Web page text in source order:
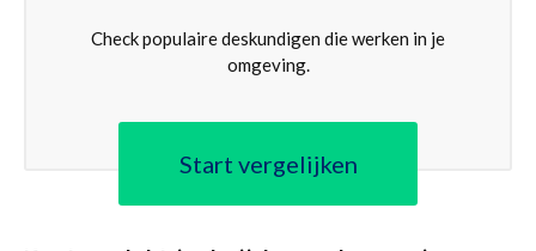
Check populaire deskundigen die werken in je
omgeving.
Start vergelijken